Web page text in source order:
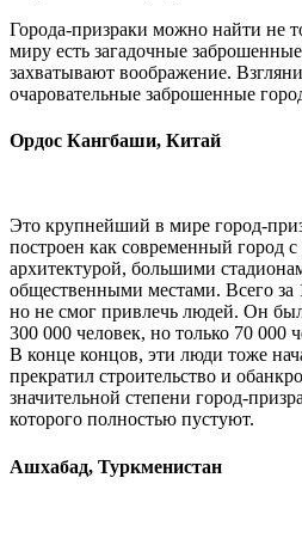
Города-призраки можно найти не
миру есть загадочные
захватывают воображение.
очаровательные заброшенные
Ордос Кангбаши, Китай
Это крупнейший в мире город-
построен как современный город с
архитектурой, большими
общественными местами. Всего за
но не смог привлечь людей. Он
300 000 человек, но только 70 000
В конце концов, эти люди тоже
прекратил строительство и
значительной степени город-
которого полностью пустуют.
Ашхабад, Туркменистан